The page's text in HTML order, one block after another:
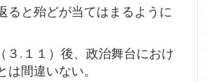
ると殆どが当てはまるように
３.１１）後、政治舞台におけ
間違いない。